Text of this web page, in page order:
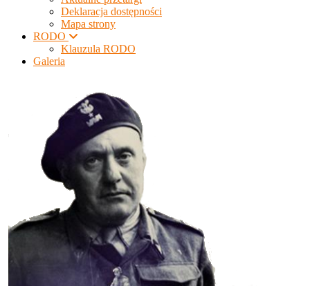
Deklaracja dostępności
Mapa strony
RODO
Klauzula RODO
Galeria